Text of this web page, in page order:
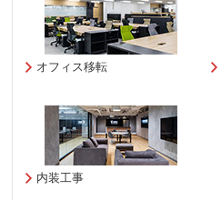
オフィス移転
内装工事